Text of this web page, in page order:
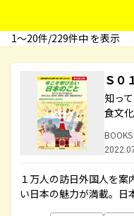
1〜20件/229件中 を表示
Ｓ０
知っ
食文
１万人の訪日外国人を
い日本の魅力が満載。日